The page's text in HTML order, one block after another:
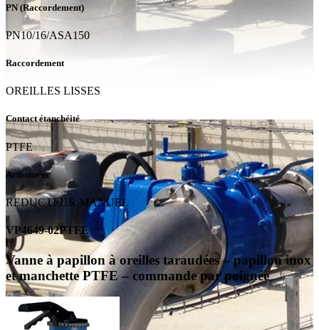
PN (Raccordement)
PN10/16/ASA150
Raccordement
OREILLES LISSES
Contact étanchéité
PTFE
Actionneur
REDUCTEUR MANUEL
VP4649-02PTFE
Vanne à papillon à oreilles taraudées – papillon inox
et manchette PTFE – commande par poignée